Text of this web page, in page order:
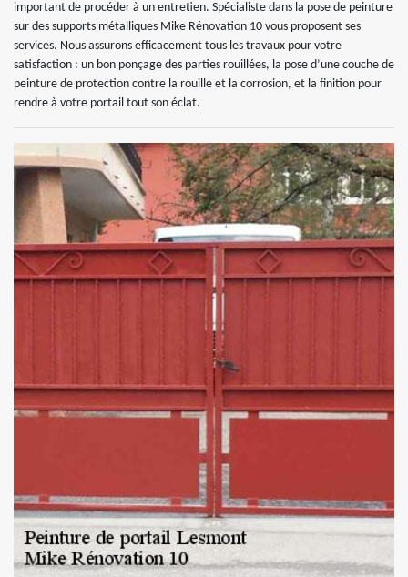
important de procéder à un entretien. Spécialiste dans la pose de peinture
sur des supports métalliques Mike Rénovation 10 vous proposent ses
services. Nous assurons efficacement tous les travaux pour votre
satisfaction : un bon ponçage des parties rouillées, la pose d’une couche de
peinture de protection contre la rouille et la corrosion, et la finition pour
rendre à votre portail tout son éclat.